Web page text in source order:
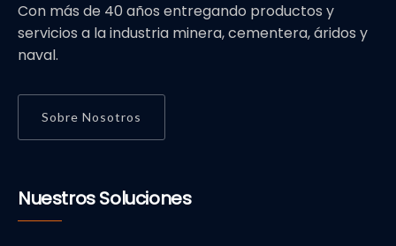
Con más de 40 años entregando productos y
servicios a la industria minera, cementera, áridos y
naval.
Sobre Nosotros
Nuestros Soluciones